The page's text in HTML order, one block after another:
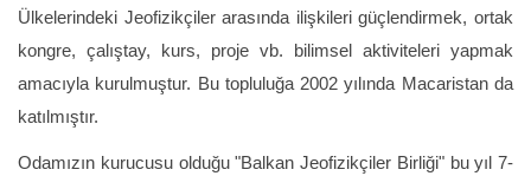
Ülkelerindeki Jeofizikçiler arasında ilişkileri güçlendirmek, ortak
kongre, çalıştay, kurs, proje vb. bilimsel aktiviteleri yapmak
amacıyla kurulmuştur. Bu topluluğa 2002 yılında Macaristan da
katılmıştır.
Odamızın kurucusu olduğu "Balkan Jeofizikçiler Birliği" bu yıl 7-